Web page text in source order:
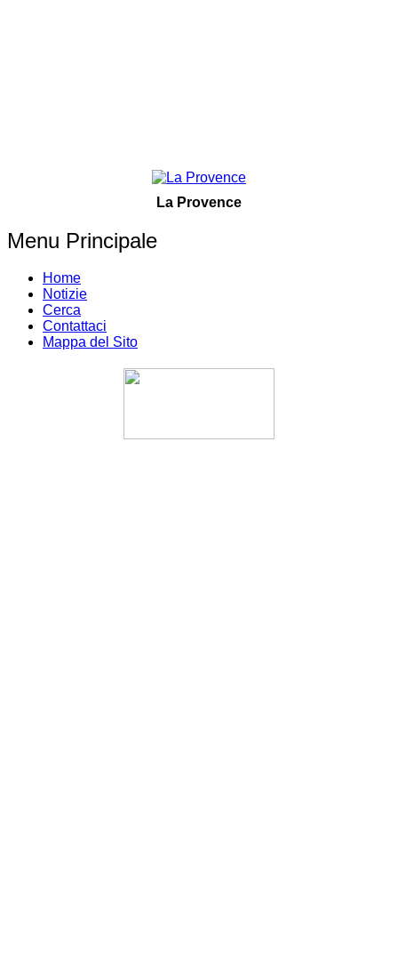
La Provence
Menu Principale
Home
Notizie
Cerca
Contattaci
Mappa del Sito